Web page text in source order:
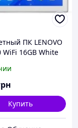
ПК LENOVO
WiFi 16GB White
Купить